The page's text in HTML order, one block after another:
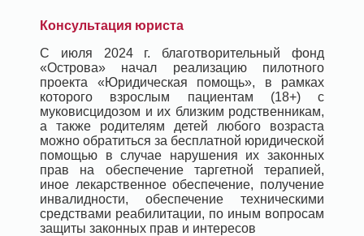
Консультация юриста
С июля 2024 г. благотворительный фонд
«Острова» начал реализацию пилотного
проекта «Юридическая помощь», в рамках
которого взрослым пациентам (18+) с
муковисцидозом и их близким родственникам,
а также родителям детей любого возраста
можно обратиться за бесплатной юридической
помощью в случае нарушения их законных
прав на обеспечение таргетной терапией,
иное лекарственное обеспечение, получение
инвалидности, обеспечение техническими
средствами реабилитации, по иным вопросам
защиты законных прав и интересов